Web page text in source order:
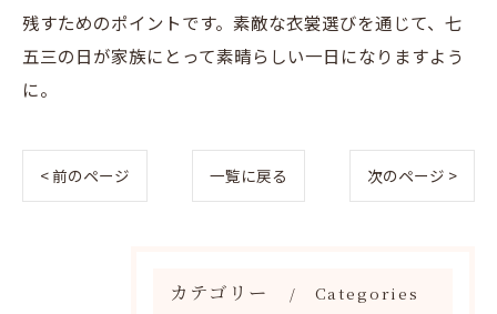
残すためのポイントです。素敵な衣裳選びを通じて、七
五三の日が家族にとって素晴らしい一日になりますよう
に。
< 前のページ 一覧に戻る 次のページ >
カテゴリー Categories